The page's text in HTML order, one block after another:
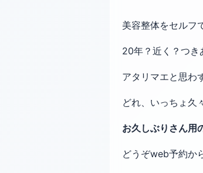
美容整体をセルフ
20年？近く？つき
アタリマエと思わ
どれ、いっちょ久
お久しぶりさん用
どうぞweb予約か